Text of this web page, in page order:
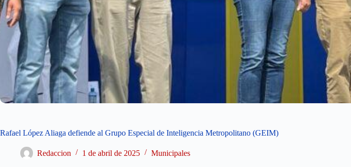
Rafael López Aliaga defiende al Grupo Especial de Inteligencia Metropolitano (GEIM)
Redaccion 1 de abril de 2025 Municipales